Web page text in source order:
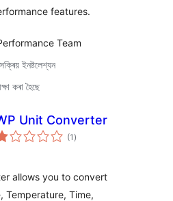
features.
Team
ইনষ্টলেশ্যন
কৰা হৈছে
Unit Converter
(1 টা
মুঠ)
allows you to convert
Temperature, Time,